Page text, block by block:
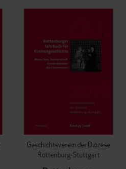
Geschichtsverein der Diözese
Rottenburg-Stuttgart